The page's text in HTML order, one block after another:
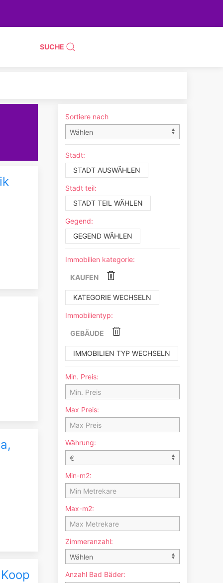
SUCHE
Sortiere nach
Stadt:
STADT AUSWÄHLEN
Stadt teil:
STADT TEIL WÄHLEN
Gegend:
GEGEND WÄHLEN
Immobilien kategorie:
KAUFEN
KATEGORIE WECHSELN
Immobilientyp:
GEBÄUDE
IMMOBILIEN TYP WECHSELN
Min. Preis:
Max Preis:
Währung:
Min-m2:
Max-m2:
Zimmeranzahl:
Anzahl Bad Bäder: